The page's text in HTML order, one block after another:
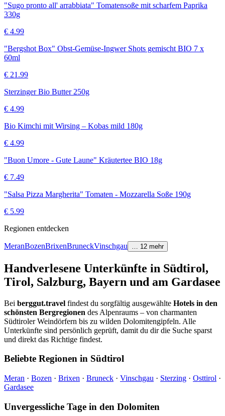
"Sugo pronto all' arrabbiata" Tomatensoße mit scharfem Paprika
330g
€ 4.99
"Bergshot Box" Obst-Gemüse-Ingwer Shots gemischt BIO 7 x
60ml
€ 21.99
Sterzinger Bio Butter 250g
€ 4.99
Bio Kimchi mit Wirsing – Kobas mild 180g
€ 4.99
"Buon Umore - Gute Laune" Kräutertee BIO 18g
€ 7.49
"Salsa Pizza Margherita" Tomaten - Mozzarella Soße 190g
€ 5.99
Regionen entdecken
MeranBozenBrixenBruneckVinschgau 12 mehr
Handverlesene Unterkünfte in Südtirol,
Tirol, Salzburg, Bayern und am Gardasee
Bei berggut.travel findest du sorgfältig ausgewählte Hotels in den
schönsten Bergregionen des Alpenraums – von charmanten
Südtiroler Weindörfern bis zu wilden Dolomitengipfeln. Alle
Unterkünfte sind persönlich geprüft, damit du dir die Suche sparst
und direkt das Richtige findest.
Beliebte Regionen in Südtirol
Meran · Bozen · Brixen · Bruneck · Vinschgau · Sterzing · Osttirol ·
Gardasee
Unvergessliche Tage in den Dolomiten